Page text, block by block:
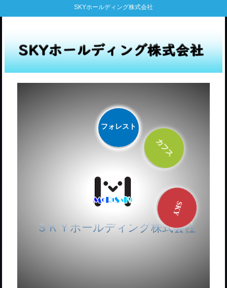
SKYホールディング株式会社
ＳＫＹホールディング株式会社
楽天
アマゾン
森崎工業
フォレスト
カフス
SKY